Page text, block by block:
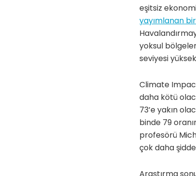
eşitsiz
yayımlanan
yoksul
seviyesi
Climate
daha kötü
73’e yakın
binde 79
profesörü
çok daha
Araştırma